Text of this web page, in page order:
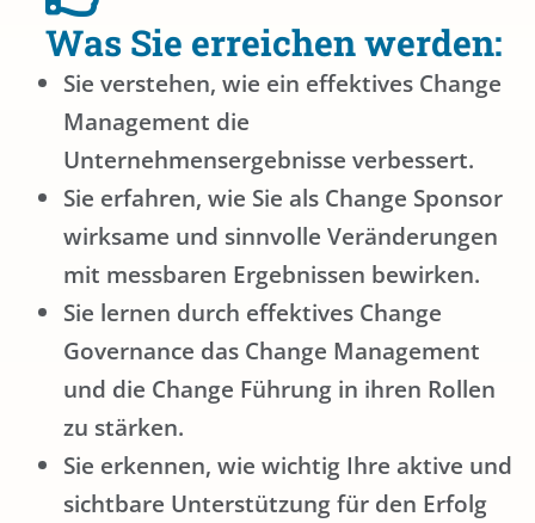
Was Sie erreichen werden:
Sie verstehen, wie ein effektives Change
Management die
Unternehmensergebnisse verbessert.
Sie erfahren, wie Sie als Change Sponsor
wirksame und sinnvolle Veränderungen
mit messbaren Ergebnissen bewirken.
Sie lernen durch effektives Change
Governance das Change Management
und die Change Führung in ihren Rollen
zu stärken.
Sie erkennen, wie wichtig Ihre aktive und
sichtbare Unterstützung für den Erfolg